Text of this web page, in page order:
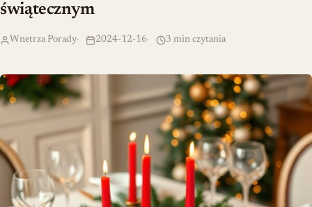
świątecznym
Wnetrza Porady 2024-12-16 3 min czytania